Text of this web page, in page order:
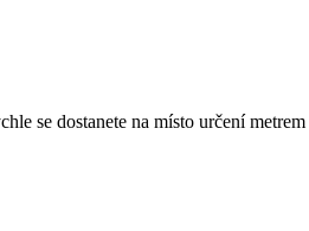
se dostanete na místo určení metrem